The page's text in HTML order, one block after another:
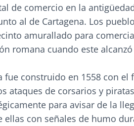
de comercio en la
al de Cartagena. Los
amurallado para
romana cuando este
fue construido en 1558 con
ataques de corsarios y
para avisar de la
ellas con señales de humo